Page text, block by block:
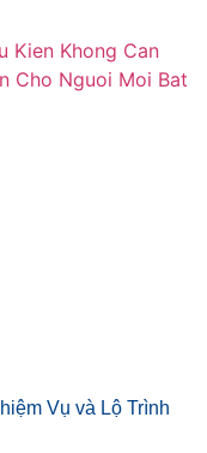
Vụ và Lộ Trình